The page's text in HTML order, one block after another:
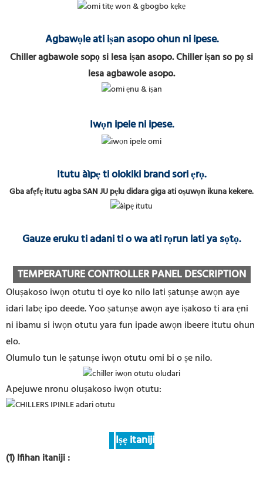
Agbawọle ati iṣan asopo ohun ni ipese.
Chiller agbawole sopọ si lesa iṣan asopo. Chiller iṣan so pọ si
lesa agbawole asopo.
Iwọn ipele ni ipese.
Itutu àìpẹ ti olokiki brand sori ẹrọ.
Gba afẹfẹ itutu agba SAN JU pẹlu didara giga ati oṣuwọn ikuna kekere.
Gauze eruku ti adani ti o wa ati rọrun lati ya sọtọ.
TEMPERATURE CONTROLLER PANEL DESCRIPTION
Oluṣakoso iwọn otutu ti oye ko nilo lati ṣatunṣe awọn aye
idari labẹ ipo deede. Yoo ṣatunṣe awọn aye iṣakoso ti ara ẹni
ni ibamu si iwọn otutu yara fun ipade awọn ibeere itutu ohun
elo.
Olumulo tun le ṣatunṣe iwọn otutu omi bi o ṣe nilo.
Apejuwe nronu oluṣakoso iwọn otutu:
Iṣẹ itaniji
(1) Ifihan itaniji: